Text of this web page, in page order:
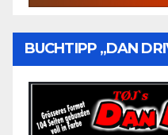
BUCHTIPP „DAN